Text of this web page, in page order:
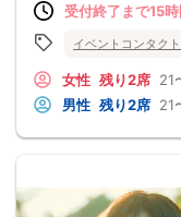
受付終了まで15時
イベントコンタクト
女性 残り2席 21
男性 残り2席 21